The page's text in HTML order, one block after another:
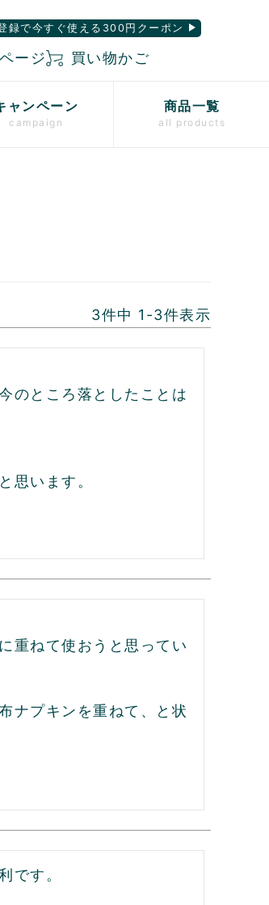
録で今すぐ使える300円クーポン
ージ 買い物かご
ャンペーン
campaign
商品一覧
all products
3件中 1 -3件表示
のところ落としたことは
思います。
重ねて使おうと思ってい
ナプキンを重ねて、と状
です。